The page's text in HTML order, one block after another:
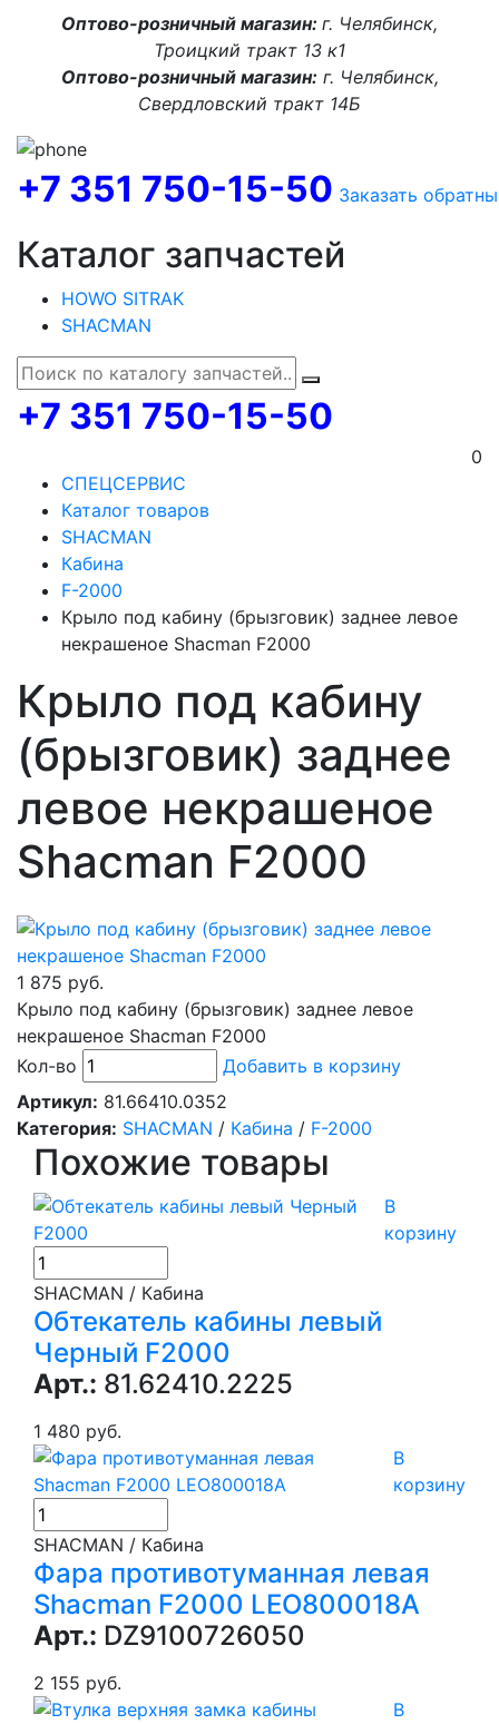
Оптово-розничный магазин: г. Челябинск,
Троицкий тракт 13 к1
Оптово-розничный магазин:г. Челябинск,
Свердловский тракт 14Б
+7 351 750-15-50 Заказать
Каталог запчастей
HOWO SITRAK
SHACMAN
+7 351 750-15-50
0
СПЕЦСЕРВИС
Каталог товаров
SHACMAN
Кабина
F-2000
Крыло под кабину (брызговик) заднее левое
некрашеное Shacman F2000
Крыло под кабину
(брызговик) заднее
левое некрашеное
Shacman F2000
1 875 руб.
Крыло под кабину (брызговик) заднее левое
некрашеное Shacman F2000
Кол-во
Добавить в корзину
Артикул: 81.66410.0352
Категория: SHACMAN / Кабина / F-2000
Похожие товары
В
корзину
SHACMAN / Кабина
Обтекатель кабины левый
Черный F2000
Арт.: 81.62410.2225
1 480 руб.
В
корзину
SHACMAN / Кабина
Фара противотуманная левая
Shacman F2000 LEO800018A
Арт.: DZ9100726050
2 155 руб.
В